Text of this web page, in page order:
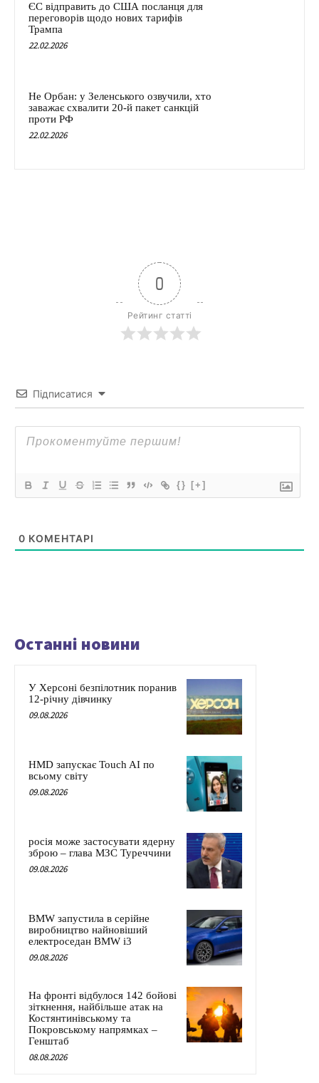
ЄС відправить до США посланця для
переговорів щодо нових тарифів
Трампа
22.02.2026
Не Орбан: у Зеленського озвучили, хто
заважає схвалити 20-й пакет санкцій
проти РФ
22.02.2026
0
Рейтинг статті
Підписатися
{} [+]
0 КОМЕНТАРІ
Останні новини
У Херсоні безпілотник поранив
12-річну дівчинку
09.08.2026
HMD запускає Touch AI по
всьому світу
09.08.2026
росія може застосувати ядерну
зброю – глава МЗС Туреччини
09.08.2026
BMW запустила в серійне
виробництво найновіший
електроседан BMW i3
09.08.2026
На фронті відбулося 142 бойові
зіткнення, найбільше атак на
Костянтинівському та
Покровському напрямках –
Генштаб
08.08.2026